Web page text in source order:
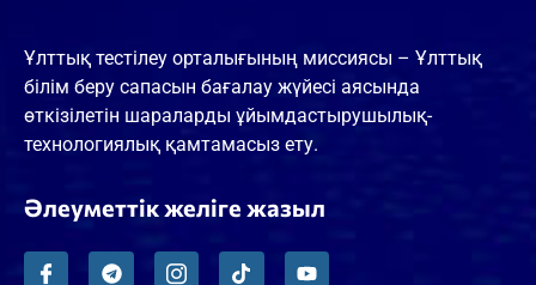
Ұлттық тестілеу орталығының миссиясы – Ұлттық
білім беру сапасын бағалау жүйесі аясында
өткізілетін шараларды ұйымдастырушылық-
технологиялық қамтамасыз ету.
Әлеуметтік желіге жазыл